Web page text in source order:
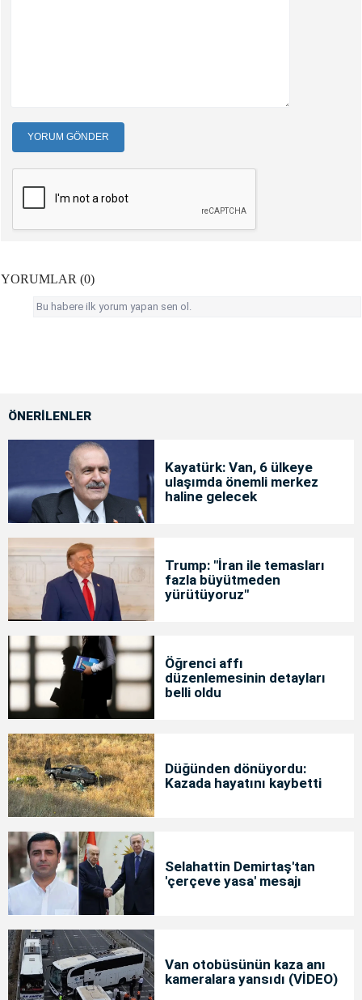
YORUM GÖNDER
YORUMLAR (0)
Bu habere ilk yorum yapan sen ol.
ÖNERİLENLER
Kayatürk: Van, 6 ülkeye
ulaşımda önemli merkez
haline gelecek
Trump: "İran ile temasları
fazla büyütmeden
yürütüyoruz"
Öğrenci affı
düzenlemesinin detayları
belli oldu
Düğünden dönüyordu:
Kazada hayatını kaybetti
Selahattin Demirtaş'tan
'çerçeve yasa' mesajı
Van otobüsünün kaza anı
kameralara yansıdı (VİDEO)